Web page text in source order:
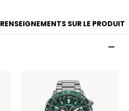
RENSEIGNEMENTS SUR LE PRODUIT